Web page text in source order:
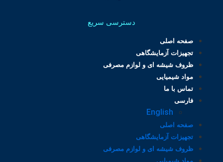
دسترسی سریع
صفحه اصلی
تجهیزات آزمایشگاهی
ظروف شیشه ای و لوازم مصرفی
مواد شیمیایی
تماس با ما
فارسی
English
صفحه اصلی
تجهیزات آزمایشگاهی
ظروف شیشه ای و لوازم مصرفی